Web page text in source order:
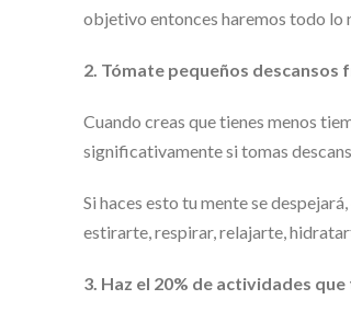
objetivo entonces haremos todo lo
2. Tómate pequeños descansos
Cuando creas que tienes menos
significativamente si tomas
Si haces esto tu mente se
estirarte, respirar, relajarte,
3. Haz el 20% de actividades